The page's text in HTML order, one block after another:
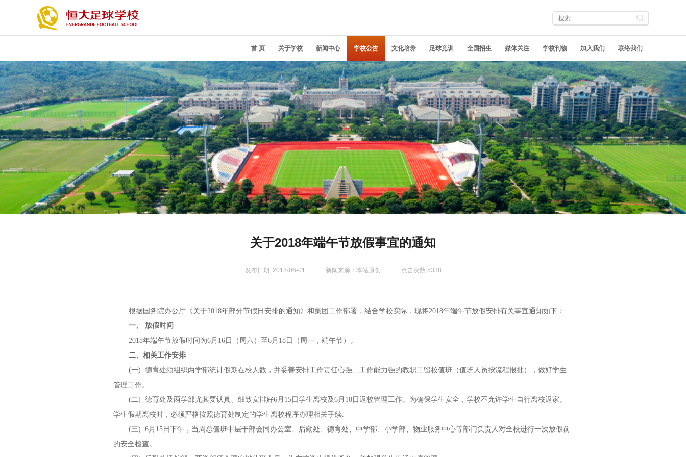
首 页 关于学校 新闻中心 学校公告 文化培养 足球竞训 全国招生 媒体关注 学校刊物 加入我们 联络我们
关于2018年端午节放假事宜的通知
发布日期: 2018-06-01 新闻来源：本站原创 点击次数:5338
根据国务院办公厅《关于2018年部分节假日安排的通知》和集团工作部署，结合学校实际，现将2018年端午节放假安排有关事宜通知如下：
一、 放假时间
2018年端午节放假时间为6月16日（周六）至6月18日（周一，端午节）。
二、相关工作安排
(一) 德育处须组织两学部统计假期在校人数，并妥善安排工作责任心强、工作能力强的教职工留校值班（值班人员按流程报批），做好学生
管理工作。
(二) 德育处及两学部尤其要认真、细致安排好6月15日学生离校及6月18日返校管理工作。为确保学生安全，学校不允许学生自行离校返家。
学生假期离校时，必须严格按照德育处制定的学生离校程序办理相关手续.
(三) 6月15日下午，当周总值班中层干部会同办公室、后勤处、德育处、中学部、小学部、物业服务中心等部门负责人对全校进行一次放假前
的安全检查。